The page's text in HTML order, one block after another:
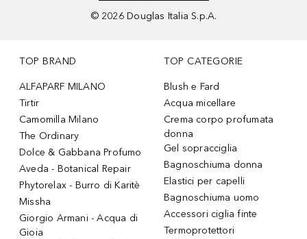
© 2026 Douglas Italia S.p.A.
TOP BRAND
ALFAPARF MILANO
Tirtir
Camomilla Milano
The Ordinary
Dolce & Gabbana Profumo
Aveda - Botanical Repair
Phytorelax - Burro di Karitè
Missha
Giorgio Armani - Acqua di
Gioia
TOP CATEGORIE
Blush e Fard
Acqua micellare
Crema corpo profumata
donna
Gel sopracciglia
Bagnoschiuma donna
Elastici per capelli
Bagnoschiuma uomo
Accessori ciglia finte
Termoprotettori